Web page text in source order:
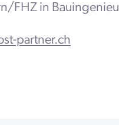
FHZ in
partner.ch